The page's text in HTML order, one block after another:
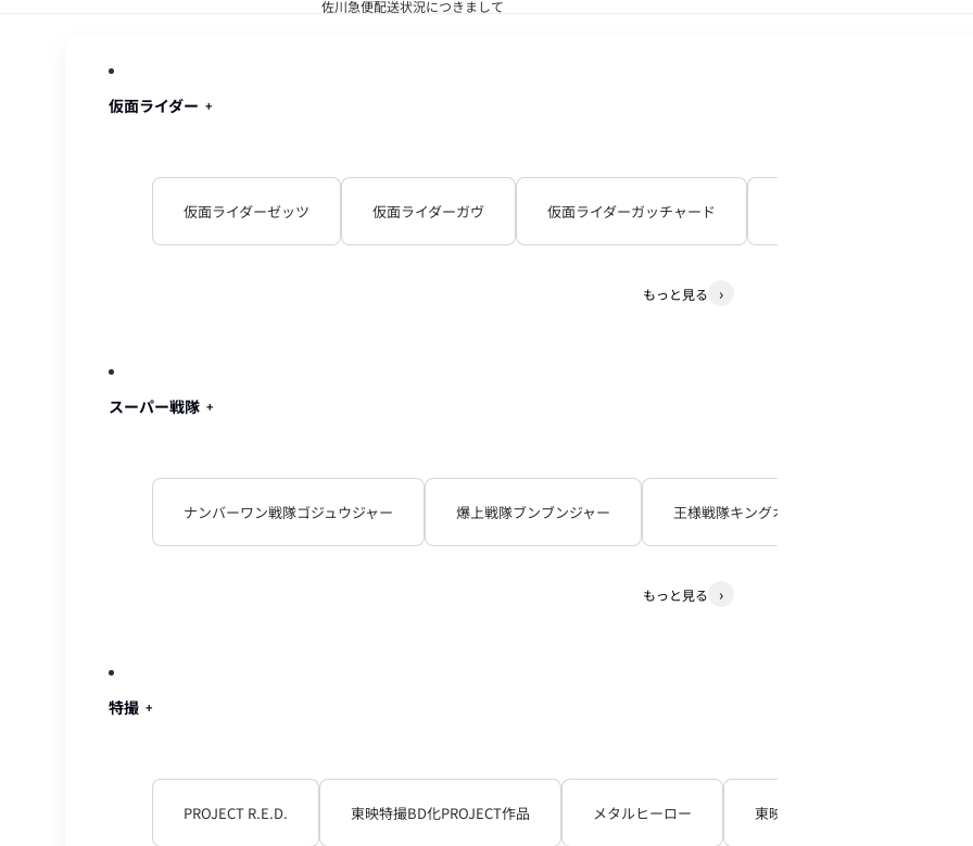
佐川急便配送状況につきまして
佐川急便配送状況につきまして
仮面ライダー
仮面ライダーゼッツ 仮面ライダーガヴ 仮面ライダーガッチャード
もっと見る
スーパー戦隊
ナンバーワン戦隊ゴジュウジャー 爆上戦隊ブンブンジャー 王様戦隊キングオージャー
もっと見る
特撮
PROJECT R.E.D. 東映特撮BD化PROJECT作品 メタルヒーロー 東映TV特撮シリーズ